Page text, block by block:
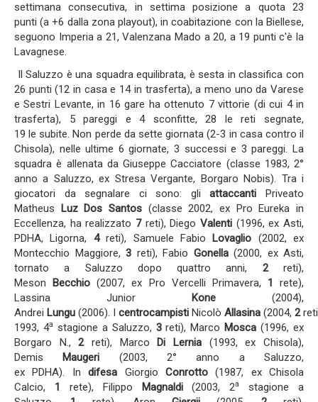
settimana consecutiva, in settima posizione a quota 23
punti (a +6 dalla zona playout), in coabitazione con la Biellese,
seguono Imperia a 21, Valenzana Mado a 20, a 19 punti c'è la
Lavagnese.
Il Saluzzo è una squadra equilibrata, è sesta in classifica con
26 punti (12 in casa e 14 in trasferta), a meno uno da Varese
e Sestri Levante, in 16 gare ha ottenuto 7 vittorie (di cui 4 in
trasferta), 5 pareggi e 4 sconfitte, 28 le reti segnate,
19 le subite. Non perde da sette giornata (2-3 in casa contro il
Chisola), nelle ultime 6 giornate, 3 successi e 3 pareggi. La
squadra è allenata da Giuseppe Cacciatore (classe 1983, 2°
anno a Saluzzo, ex Stresa Vergante, Borgaro Nobis). Tra i
giocatori da segnalare ci sono: gliattaccantiPriveato
Matheus Luz Dos Santos (classe 2002, ex Pro Eureka in
Eccellenza, ha realizzato 7reti), Diego Valenti (1996, ex Asti,
PDHA, Ligorna, 4reti), Samuele Fabio Lovaglio (2002, ex
Montecchio Maggiore, 3 reti), Fabio Gonella (2000, ex Asti,
tornato a Saluzzo dopo quattro anni, 2reti),
Meson Becchio(2007, ex Pro Vercelli Primavera, 1
rete),
Lassina Junior Kone (2004),
Andrei Lungu (2006). I centrocampisti Nicolò Allasina (2004, 2
1993, 4a stagione a Saluzzo, 3reti), Marco Mosca (1996, ex
Borgaro N.,2reti), Marco Di Lernia (1993, ex Chisola),
Demis Maugeri (2003, 2° anno a Saluzzo,
ex PDHA). Indifesa Giorgio Conrotto(1987, ex Chisola
Calcio, 1 rete), Filippo Magnaldi(2003, 2a
stagione a